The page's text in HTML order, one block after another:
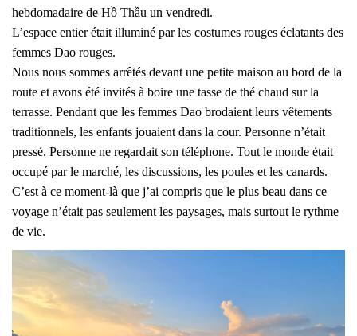
hebdomadaire de Hồ Thầu un vendredi.
L’espace entier était illuminé par les costumes rouges éclatants des
femmes Dao rouges.
Nous nous sommes arrêtés devant une petite maison au bord de la
route et avons été invités à boire une tasse de thé chaud sur la
terrasse. Pendant que les femmes Dao brodaient leurs vêtements
traditionnels, les enfants jouaient dans la cour. Personne n’était
pressé. Personne ne regardait son téléphone. Tout le monde était
occupé par le marché, les discussions, les poules et les canards.
C’est à ce moment-là que j’ai compris que le plus beau dans ce
voyage n’était pas seulement les paysages, mais surtout le rythme
de vie.